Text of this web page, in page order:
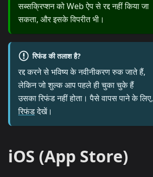
सब्सक्रिप्शन को Web ऐप से रद्द नहीं किया जा
सकता, और इसके विपरीत भी।
रिफंड की तलाश है?
रद्द करने से भविष्य के नवीनीकरण रुक जाते हैं,
लेकिन जो शुल्क आप पहले ही चुका चुके हैं
उसका रिफंड नहीं होता। पैसे वापस पाने के लिए,
रिफंडदेखें।
iOS (App Store)